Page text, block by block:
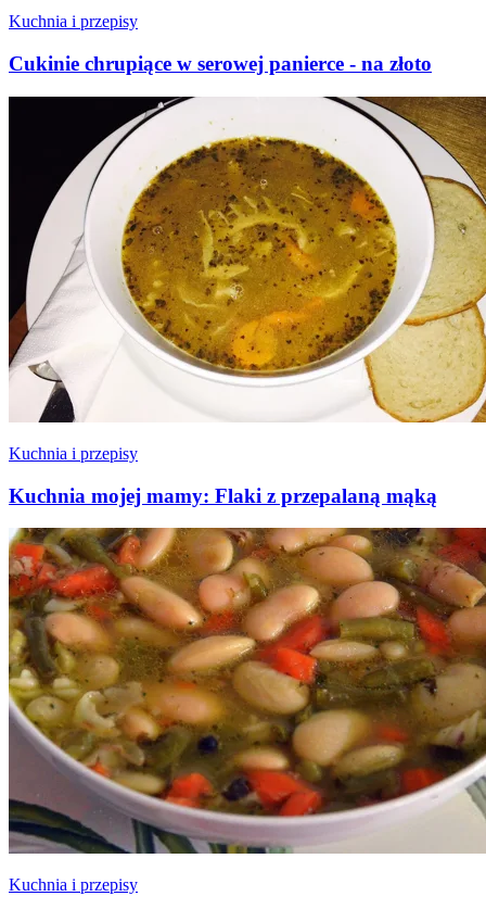
Kuchnia i przepisy
Cukinie chrupiące w serowej panierce - na złoto
Kuchnia i przepisy
Kuchnia mojej mamy: Flaki z przepalaną mąką
Kuchnia i przepisy